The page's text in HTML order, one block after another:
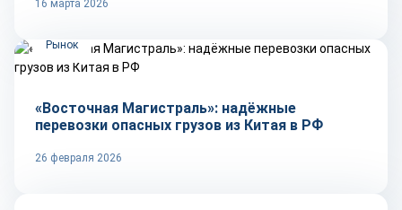
16 марта 2026
Рынок
«Восточная Магистраль»: надёжные
перевозки опасных грузов из Китая в РФ
26 февраля 2026
Репортаж